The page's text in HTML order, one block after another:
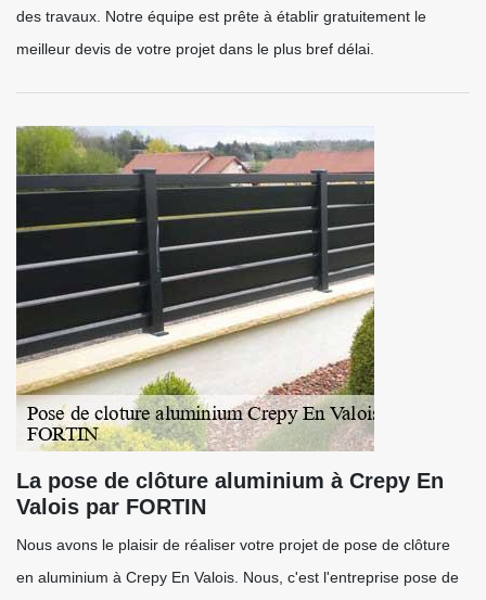
des travaux. Notre équipe est prête à établir gratuitement le
meilleur devis de votre projet dans le plus bref délai.
La pose de clôture aluminium à Crepy En
Valois par FORTIN
Nous avons le plaisir de réaliser votre projet de pose de clôture
en aluminium à Crepy En Valois. Nous, c'est l'entreprise pose de